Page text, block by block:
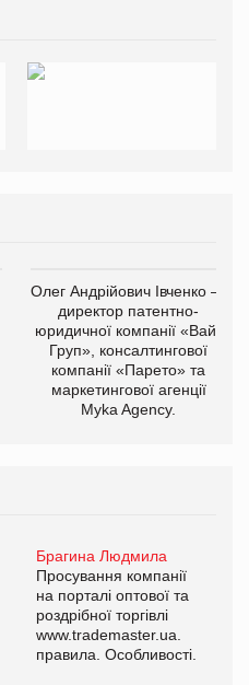
Олег Андрійович Івченко —
директор патентно-
юридичної компанії «Вайз
Груп», консалтингової
компанії «Парето» та
маркетингової агенції
Myka Agency.
Брагина Людмила
Просування компанії
на порталі оптової та
роздрібної торгівлі
www.trademaster.ua.
правила. Особливості.